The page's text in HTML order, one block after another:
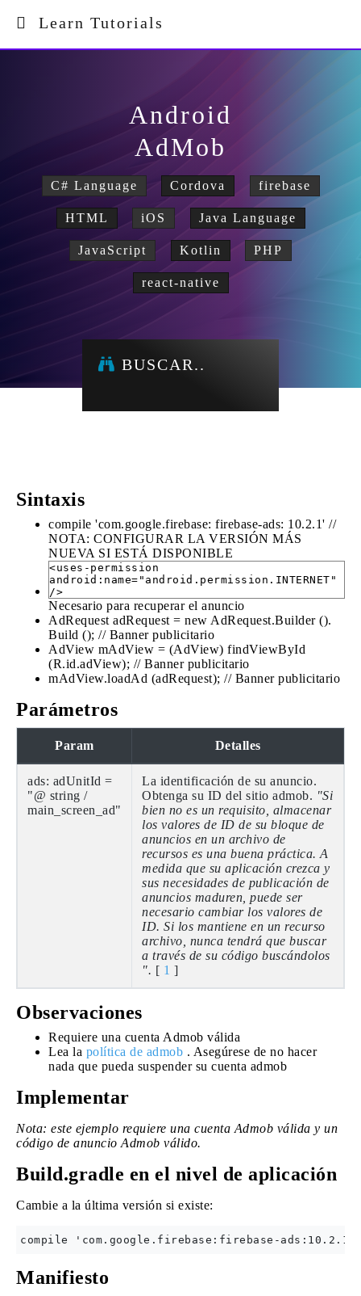
Learn Tutorials
Android
AdMob
C# Language Cordova firebase
HTML iOS Java Language
JavaScript Kotlin PHP
react-native
BUSCAR..
Sintaxis
compile 'com.google.firebase: firebase-ads: 10.2.1' //
NOTA: CONFIGURAR LA VERSIÓN MÁS
NUEVA SI ESTÁ DISPONIBLE
<uses-permission
android:name="android.permission.INTERNET"
/>
Necesario para recuperar el anuncio
AdRequest adRequest = new AdRequest.Builder ().
Build (); // Banner publicitario
AdView mAdView = (AdView) findViewById
(R.id.adView); // Banner publicitario
mAdView.loadAd (adRequest); // Banner publicitario
Parámetros
Param Detalles
ads: adUnitId =
"@ string /
main_screen_ad"
La identificación de su anuncio.
Obtenga su ID del sitio admob. "Si
bien no es un requisito, almacenar
los valores de ID de su bloque de
anuncios en un archivo de
recursos es una buena práctica. A
medida que su aplicación crezca y
sus necesidades de publicación de
anuncios maduren, puede ser
necesario cambiar los valores de
ID. Si los mantiene en un recurso
archivo, nunca tendrá que buscar
a través de su código buscándolos
". [ 1 ]
Observaciones
Requiere una cuenta Admob válida
Lea la política de admob . Asegúrese de no hacer
nada que pueda suspender su cuenta admob
Implementar
Nota: este ejemplo requiere una cuenta Admob válida y un
código de anuncio Admob válido.
Build.gradle en el nivel de aplicación
Cambie a la última versión si existe:
Manifiesto